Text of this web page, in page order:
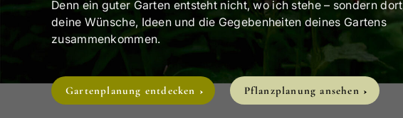
dass ich in deinem Garten stehe.
Denn ein guter Garten entsteht nicht, wo ich stehe – sondern dort,
deine Wünsche, Ideen und die Gegebenheiten deines Gartens
zusammenkommen.